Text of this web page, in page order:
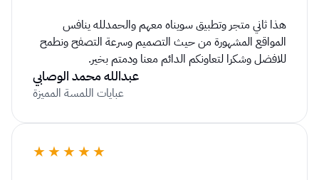
للافضل وشكرا لتعاونكم الدائم معنا ودمتم بخير.
عبدالله محمد الوصابي
عبايات اللمسة المميزة
★★★★★